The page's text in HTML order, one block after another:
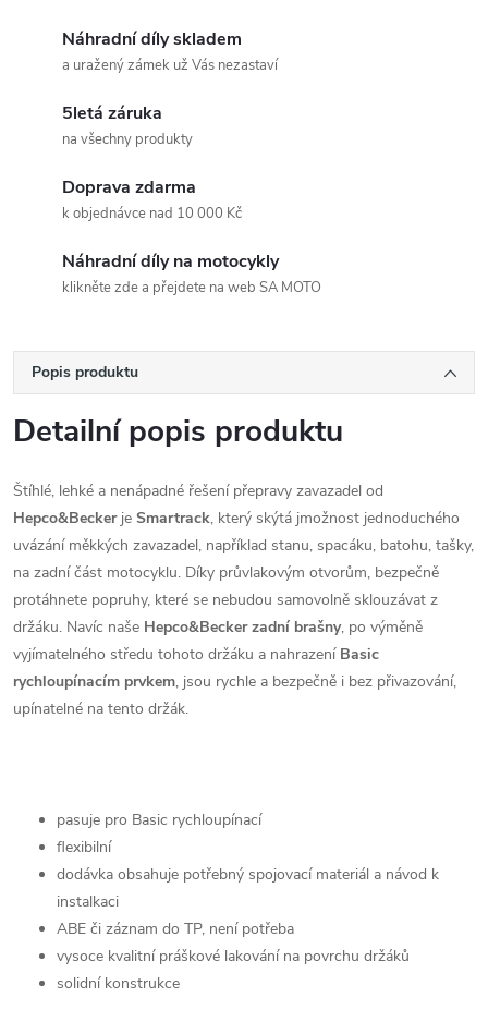
Náhradní díly skladem
a uražený zámek už Vás nezastaví
5letá záruka
na všechny produkty
Doprava zdarma
k objednávce nad 10 000 Kč
Náhradní díly na motocykly
klikněte zde a přejdete na web SA MOTO
Popis produktu
Detailní popis produktu
Štíhlé, lehké a nenápadné řešení přepravy zavazadel od
Hepco&Beckerje Smartrack, který skýtá jmožnost jednoduchého
uvázání měkkých zavazadel, například stanu, spacáku, batohu, tašky,
na zadní část motocyklu. Díky průvlakovým otvorům, bezpečně
protáhnete popruhy, které se nebudou samovolně sklouzávat z
držáku. Navíc naše Hepco&Becker zadní brašny, po výměně
vyjímatelného středu tohoto držáku a nahrazení Basic
rychloupínacím prvkem, jsou rychle a bezpečně i bez přivazování,
upínatelné na tento držák.
pasuje pro Basic rychloupínací
flexibilní
dodávka obsahuje potřebný spojovací materiál a návod k
instalkaci
ABE či záznam do TP, není potřeba
vysoce kvalitní práškové lakování na povrchu držáků
solidní konstrukce